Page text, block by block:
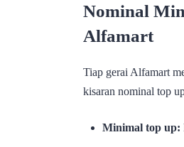
Nominal
Alfamart
Tiap gerai Alfamart
kisaran nominal top
Minimal top up: